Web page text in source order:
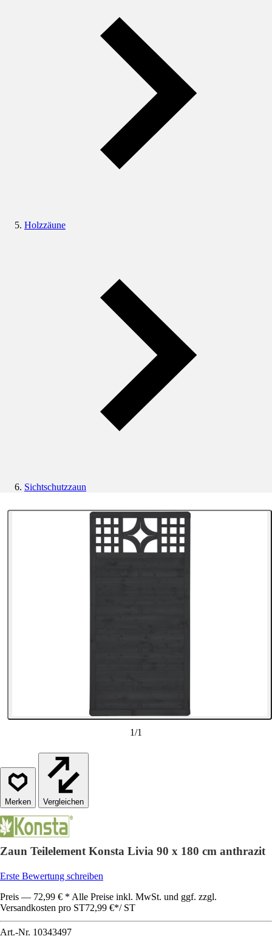
Holzzäune
Sichtschutzzaun
1/1
Vergleichen
Zaun Teilelement Konsta Livia 90 x 180 cm anthrazit
Erste Bewertung schreiben
Preis — 72,99 € * Alle Preise inkl. MwSt. und ggf. zzgl.
Versandkosten pro ST72,99 €*/ ST
Art.-Nr. 10343497